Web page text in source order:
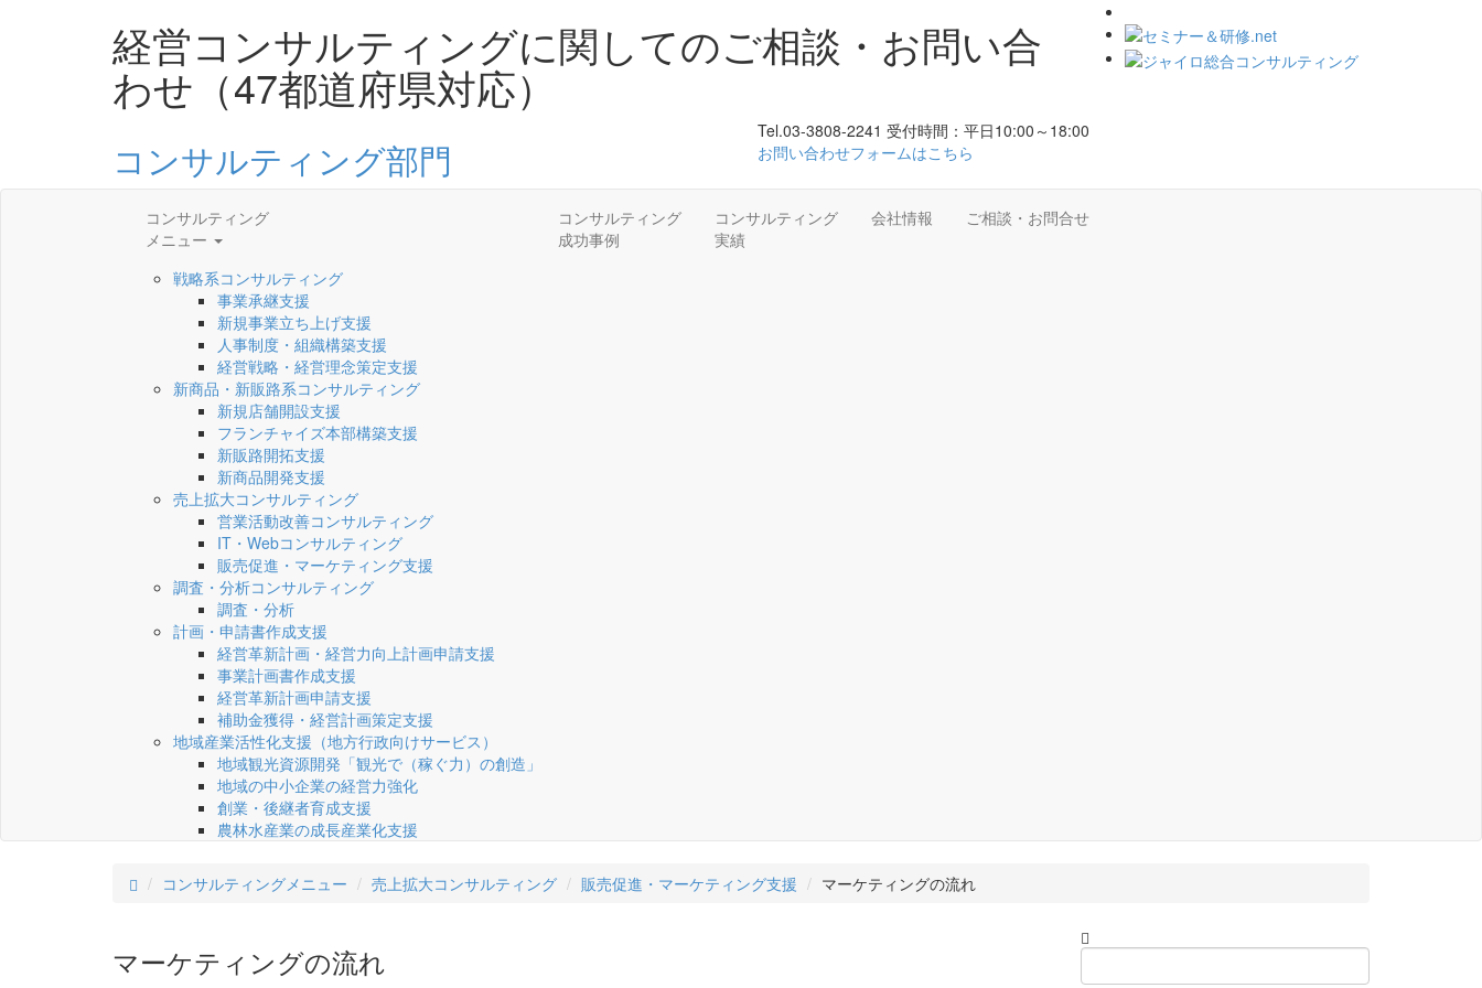
経営コンサルティングに関してのご相談・お問い合
わせ（47都道府県対応）
コンサルティング部門
Tel.03-3808-2241 受付時間：平日10:00～18:00
お問い合わせフォームはこちら
コンサルティング
メニュー
戦略系コンサルティング
事業承継支援
新規事業立ち上げ支援
人事制度・組織構築支援
経営戦略・経営理念策定支援
新商品・新販路系コンサルティング
新規店舗開設支援
フランチャイズ本部構築支援
新販路開拓支援
新商品開発支援
売上拡大コンサルティング
営業活動改善コンサルティング
IT・Webコンサルティング
販売促進・マーケティング支援
調査・分析コンサルティング
調査・分析
計画・申請書作成支援
経営革新計画・経営力向上計画申請支援
事業計画書作成支援
経営革新計画申請支援
補助金獲得・経営計画策定支援
地域産業活性化支援（地方行政向けサービス）
地域観光資源開発「観光で（稼ぐ力）の創造」
地域の中小企業の経営力強化
創業・後継者育成支援
農林水産業の成長産業化支援
コンサルティング
成功事例
コンサルティング
実績
会社情報 ご相談・お問合せ
コンサルティングメニュー 売上拡大コンサルティング 販売促進・マーケティング支援 マーケティングの流れ
マーケティングの流れ